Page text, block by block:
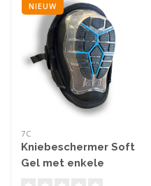
NIEUW
7C
Kniebeschermer Soft
Gel met enkele